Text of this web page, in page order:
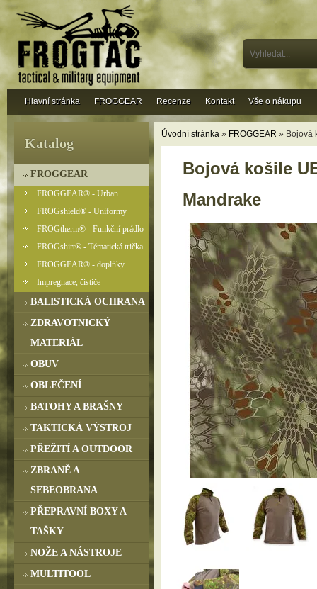
Úvodní stránka » FROGGEAR » Bojová
Bojová košile
Mandrake
Katalog
FROGGEAR
FROGGEAR® - Urban
FROGshield® - Uniformy
FROGtherm® - Funkční prádlo
FROGshirt® - Tématická trička
FROGGEAR® - doplňky
Impregnace, čističe
BALISTICKÁ OCHRANA
ZDRAVOTNICKÝ
MATERIÁL
OBUV
OBLEČENÍ
BATOHY A BRAŠNY
TAKTICKÁ VÝSTROJ
PŘEŽITÍ A OUTDOOR
ZBRANĚ A
SEBEOBRANA
PŘEPRAVNÍ BOXY A
TAŠKY
NOŽE A NÁSTROJE
MULTITOOL
Hlavní stránka FROGGEAR Recenze Kontakt Vše o nákupu